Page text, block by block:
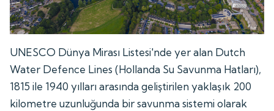
UNESCO Dünya Mirası Listesi'nde yer alan Dutch
Water Defence Lines (Hollanda Su Savunma Hatları),
1815 ile 1940 yılları arasında geliştirilen yaklaşık 200
kilometre uzunluğunda bir savunma sistemi olarak